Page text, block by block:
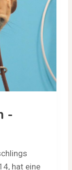
-
hat eine